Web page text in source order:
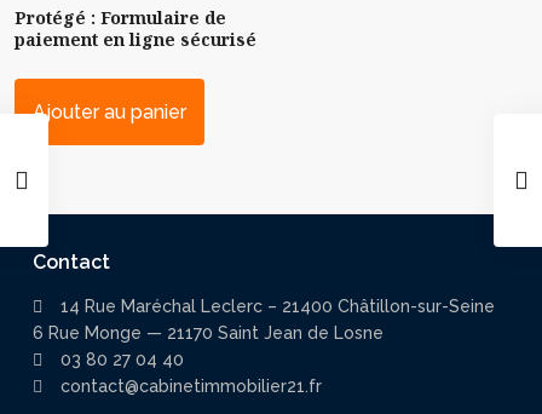
Protégé : Formulaire de
paiement en ligne sécurisé
Ajouter au panier
Contact
14 Rue Maréchal Leclerc – 21400 Châtillon-sur-Seine
6 Rue Monge — 21170 Saint Jean de Losne
03 80 27 04 40
contact@cabinetimmobilier21.fr